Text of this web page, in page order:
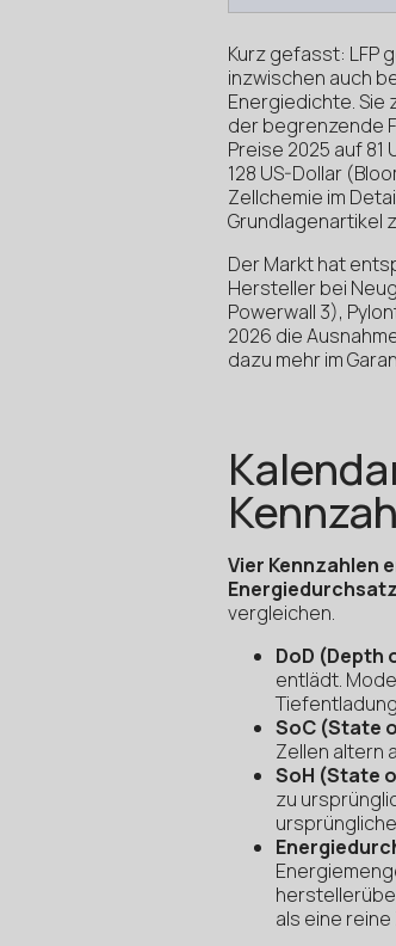
Kurz gefasst: LFP
inzwischen auch
Energiedichte. Sie
der begrenzende
Preise 2025 auf 81
128 US-Dollar
Zellchemie im
Grundlagenartikel
Der Markt hat
Hersteller bei
Powerwall 3),
2026 die
dazu mehr im
Vier Kennzahlen
vergleichen.
DoD (Depth
entlädt.
SoC (State
Zellen altern
SoH (State
zu
als eine reine